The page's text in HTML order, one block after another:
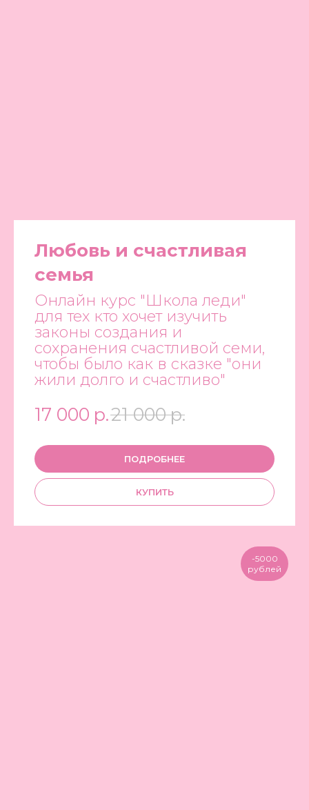
Любовь и счастливая
семья
Онлайн курс "Школа леди"
для тех кто хочет изучить
законы создания и
сохранения счастливой семи,
чтобы было как в сказке "они
жили долго и счастливо"
17 000 р.21 000р.
ПОДРОБНЕЕ
КУПИТЬ
-5000
рублей